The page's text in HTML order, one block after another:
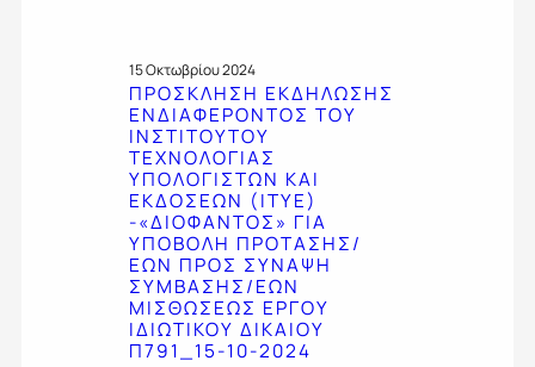
Σ
Η
Σ
/
Ε
Ω
Ν
Π
Ρ
Ο
Σ
Σ
Υ
Ν
Ο
Λ
Ο
Γ
Α
Σ
Υ
Π
Ο
Λ
Ο
Κ
Λ
Η
Σ
Η
Ε
Δ
Η
Λ
Ω
Σ
Η
Σ
15 Οκτωβρίου 2024
ΠΡΟΣΚΛΗΣΗ ΕΚΔΗΛΩΣΗΣ
ΕΝΔΙΑΦΕΡΟΝΤΟΣ ΤΟΥ
ΙΝΣΤΙΤΟΥΤΟΥ
ΤΕΧΝΟΛΟΓΙΑΣ
ΥΠΟΛΟΓΙΣΤΩΝ ΚΑΙ
ΕΚΔΟΣΕΩΝ (ITYE)
-«ΔΙΟΦΑΝΤΟΣ» ΓΙΑ
ΥΠΟΒΟΛΗ ΠΡΟΤΑΣΗΣ/
ΕΩΝ ΠΡΟΣ ΣΥΝΑΨΗ
ΣΥΜΒΑΣΗΣ/ΕΩΝ
ΜΙΣΘΩΣΕΩΣ ΕΡΓΟΥ
ΙΔΙΩΤΙΚΟΥ ΔΙΚΑΙΟΥ
Π791_15-10-2024